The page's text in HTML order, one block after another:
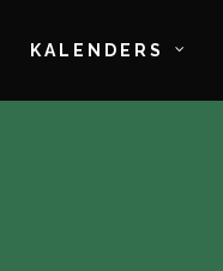
KALENDERS